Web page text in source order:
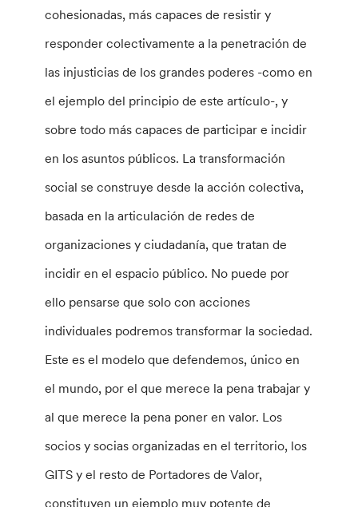
cohesionadas, más capaces de resistir y
responder colectivamente a la penetración de
las injusticias de los grandes poderes -como en
el ejemplo del principio de este artículo-, y
sobre todo más capaces de participar e incidir
en los asuntos públicos. La transformación
social se construye desde la acción colectiva,
basada en la articulación de redes de
organizaciones y ciudadanía, que tratan de
incidir en el espacio público. No puede por
ello pensarse que solo con acciones
individuales podremos transformar la sociedad.
Este es el modelo que defendemos, único en
el mundo, por el que merece la pena trabajar y
al que merece la pena poner en valor. Los
socios y socias organizadas en el territorio, los
GITS y el resto de Portadores de Valor,
constituyen un ejemplo muy potente de